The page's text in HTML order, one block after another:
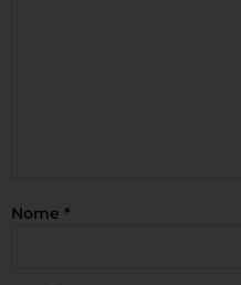
Nome *